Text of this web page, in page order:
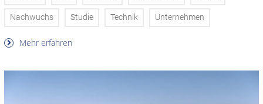
Nachwuchs Studie Technik Unternehmen
Mehr erfahren